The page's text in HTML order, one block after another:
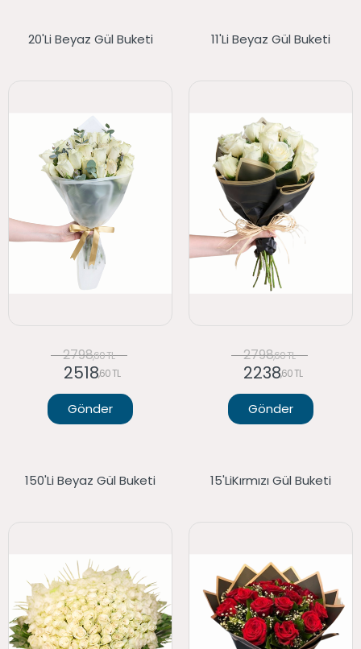
20'li Beyaz Gül Buketi
2798,60 TL
2518,60 TL
Gönder
11'li Beyaz Gül Buketi
2798,60 TL
2238,60 TL
Gönder
150'li Beyaz Gül Buketi 15'liKırmızı Gül Buketi